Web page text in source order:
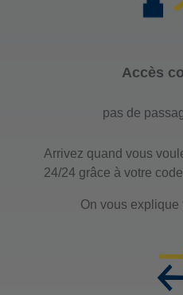
Accès
pas de
Arrivez quand vous
24/24 grâce à votre
On vous explique